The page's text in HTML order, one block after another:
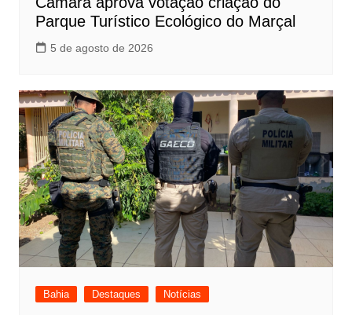
Parque Turístico Ecológico do Marçal
5 de agosto de 2026
Bahia Destaques Notícias